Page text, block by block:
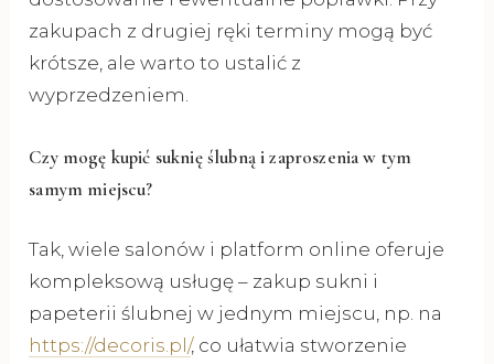
zakupach z drugiej ręki terminy mogą być
krótsze, ale warto to ustalić z
wyprzedzeniem.
Czy mogę kupić suknię ślubną i zaproszenia w tym
samym miejscu?
Tak, wiele salonów i platform online oferuje
kompleksową usługę – zakup sukni i
papeterii ślubnej w jednym miejscu, np. na
https://decoris.pl/, co ułatwia stworzenie